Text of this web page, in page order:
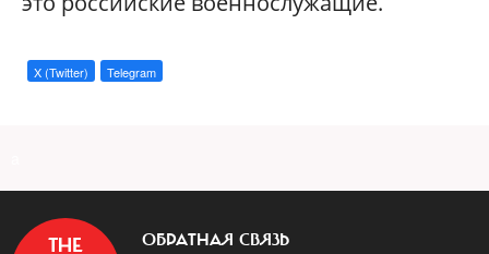
X (Twitter) Telegram
ОБРАТНАЯ СВЯЗЬ